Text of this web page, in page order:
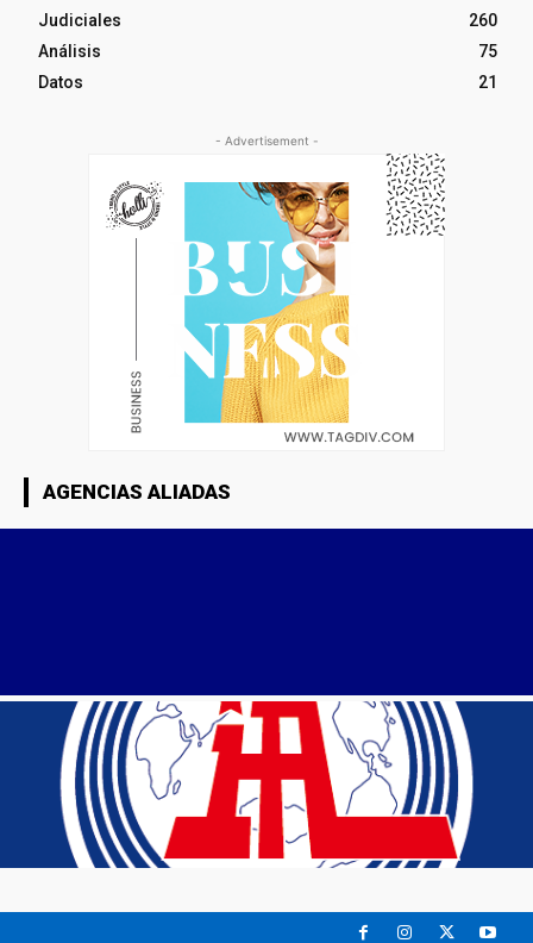
Judiciales
260
Análisis
75
Datos
21
- Advertisement -
AGENCIAS ALIADAS